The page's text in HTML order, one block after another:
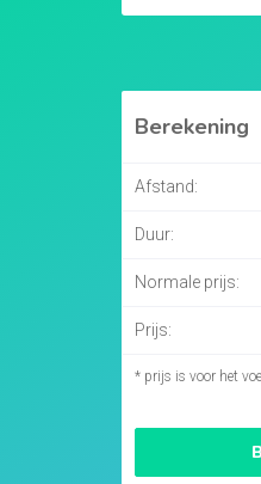
Berekening
Afstand:
Duur:
Normale prijs:
Prijs:
* prijs is voor het